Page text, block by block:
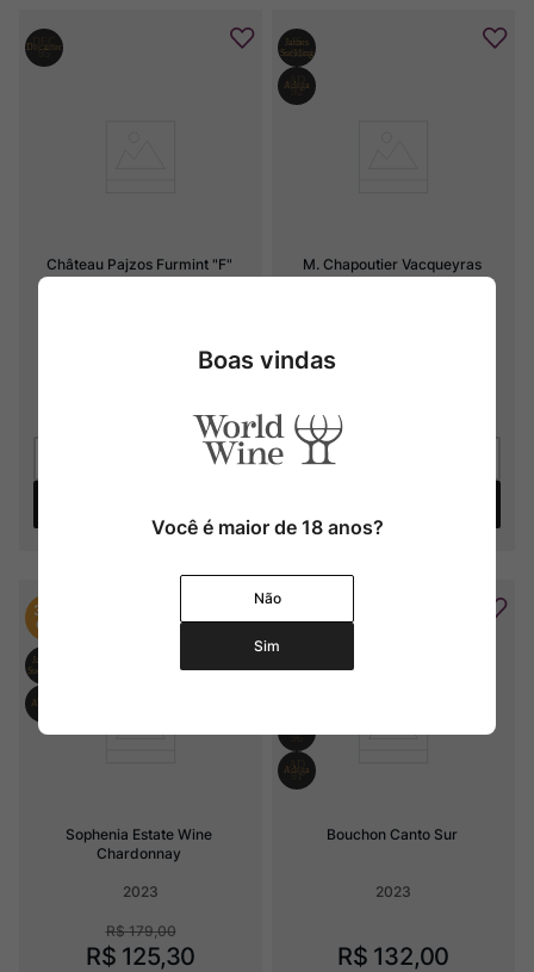
Château Pajzos Furmint "F"
Late Harvest
M. Chapoutier Vacqueyras
"Avarum"
3x R$
30%
OFF
Sophenia Estate Wine
Chardonnay
2023
R$ 179,00
R$ 125,30
Bouchon Canto Sur
2023
R$ 132,00
Boas vindas
Você é maior de 18 anos?
Não
Sim